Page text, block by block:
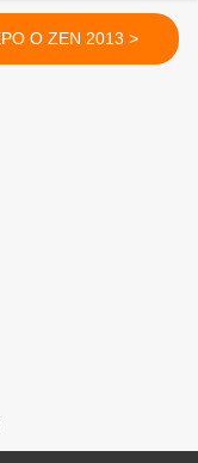
EXPO O ZEN 2013 >